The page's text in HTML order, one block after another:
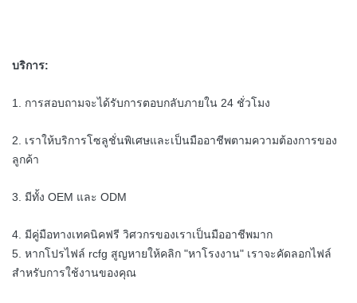
บริการ:
1. การสอบถามจะได้รับการตอบกลับภายใน 24 ชั่วโมง
2. เราให้บริการโซลูชั่นพิเศษและเป็นมืออาชีพตามความต้องการของ
ลูกค้า
3. มีทั้ง OEM และ ODM
4. มีคู่มือทางเทคนิคฟรี วิศวกรของเราเป็นมืออาชีพมาก
5. หากโปรไฟล์ rcfg สูญหายให้คลิก "หาโรงงาน" เราจะคัดลอกไฟล์
สำหรับการใช้งานของคุณ